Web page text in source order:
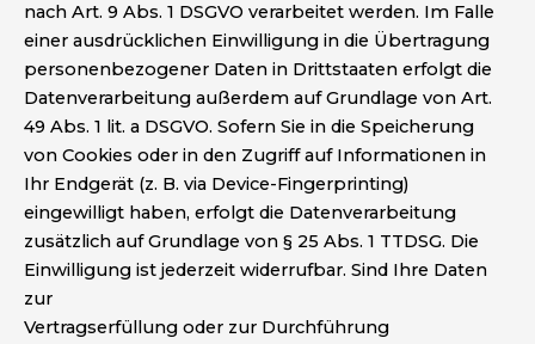
nach Art. 9 Abs. 1 DSGVO verarbeitet werden. Im Falle
einer ausdrücklichen Einwilligung in die Übertragung
personenbezogener Daten in Drittstaaten erfolgt die
Datenverarbeitung außerdem auf Grundlage von Art.
49 Abs. 1 lit. a DSGVO. Sofern Sie in die Speicherung
von Cookies oder in den Zugriff auf Informationen in
Ihr Endgerät (z. B. via Device-Fingerprinting)
eingewilligt haben, erfolgt die Datenverarbeitung
zusätzlich auf Grundlage von § 25 Abs. 1 TTDSG. Die
Einwilligung ist jederzeit widerrufbar. Sind Ihre Daten
zur
Vertragserfüllung oder zur Durchführung